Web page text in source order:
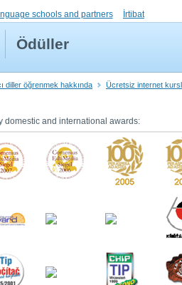
schools and partners İrtibat
Ödüller
diller öğrenmek hakkında Ücretsiz internet
domestic and international awards: